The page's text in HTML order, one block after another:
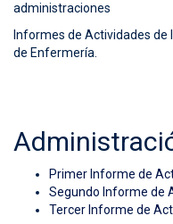
administraciones
Informes de Actividades de
de Enfermería.
Primer Informe de
Segundo Informe de
Tercer Informe de